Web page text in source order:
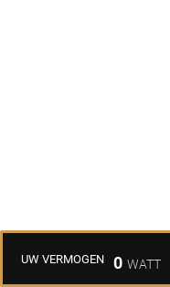
UW VERMOGEN 0